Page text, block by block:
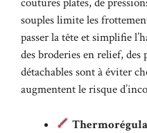
souples limite les
passer la tête et simplifie
des broderies en relief, des
détachables sont à éviter
augmentent le risque